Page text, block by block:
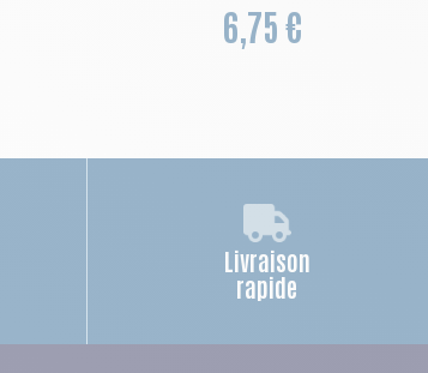
6,75 €
Livraison
rapide